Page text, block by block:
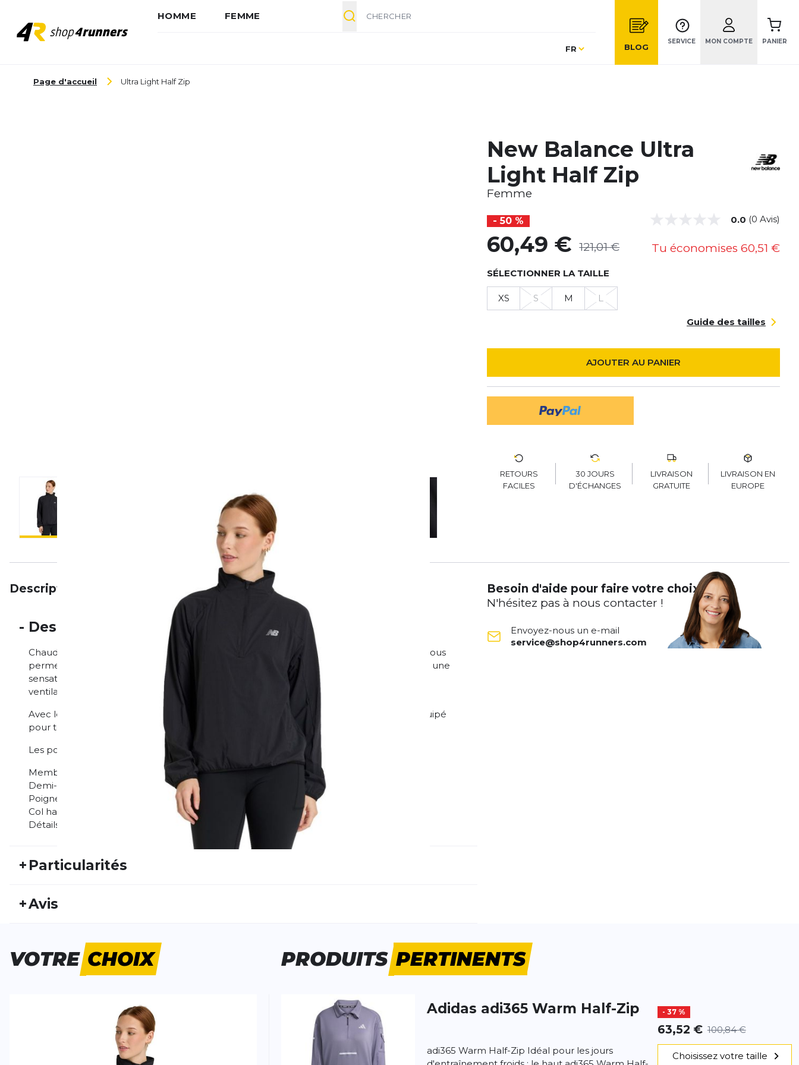
HOMME FEMME
Langue
FR BLOG
SERVICE MON COMPTE PANIER
Page d'accueil Ultra Light Half Zip
New Balance Ultra
Light Half Zip
Femme
- 50 % 0.0 (0 Avis)
60,49 € 121,01 € Tu économises 60,51 €
SÉLECTIONNER LA TAILLE
XS S M L
Guide des tailles
AJOUTER AU PANIER
RETOURS
FACILES
30 JOURS
D'ÉCHANGES
LIVRAISON
GRATUITE
LIVRAISON EN
EUROPE
Description
- Description
Chaud et sec - par tous les temps ! Grâce à sa couche déperlante, ce t-shirt reste sec et vous
permet de rester en mouvement. Par temps chaud, la technologie NB ICE vous procure une
sensation de fraîcheur agréable en évacuant rapidement l'humidité et en assurant une
ventilation optimale.
Avec le t-shirt de course Ultra Light Half Zip de New Balance, vous êtes parfaitement équipé
pour toutes vos activités de plein air.
Les points forts du maillot New Balance Ultra Light Half Zip :
Membrane déperlante pour une protection optimale
Demi-zip pour une aération supplémentaire
Poignets élastiques qui protègent du vent et du froid
Col haut pour une chaleur supplémentaire au niveau du cou
Détails réfléchissants pour une meilleure visibilité dans l'obscurité
+ Particularités
Genre:
+Avis
Personne n'a évalué ce produit.
ÉCRIS UN AVIS
Ultra Light Half Zip
Besoin d'aide pour faire votre choix ?
N'hésitez pas à nous contacter !
Envoyez-nous un e-mail
service@shop4runners.com
VOTRECHOIX PRODUITSPERTINENTS
Adidas adi365 Warm Half-Zip - 37 %
63,52 € 100,84 €
adi365 Warm Half-Zip Idéal pour les jours
Choisissez votre taille